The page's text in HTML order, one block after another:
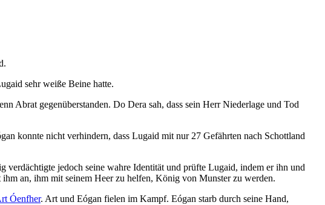
sehr weiße Beine hatte.
Abrat gegenüberstanden. Do Dera sah, dass sein Herr Niederlage und Tod
konnte nicht verhindern, dass Lugaid mit nur 27 Gefährten nach Schottland
jedoch seine wahre Identität und prüfte Lugaid, indem er ihn und
an, ihm mit seinem Heer zu helfen, König von Munster zu werden.
Óenfher. Art und Eógan fielen im Kampf. Eógan starb durch seine Hand,